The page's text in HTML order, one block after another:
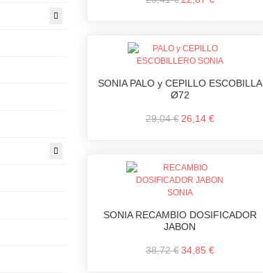
SONIA PALO y CEPILLO ESCOBILLA
Ø72
29,04 € 26,14 €
SONIA RECAMBIO DOSIFICADOR
JABON
38,72 € 34,85 €